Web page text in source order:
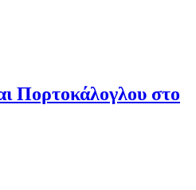
Πορτοκάλογλου στο